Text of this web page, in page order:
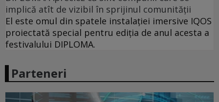
implică atît de vizibil în sprijinul comunității
El este omul din spatele instalației imersive IQOS
proiectată special pentru ediția de anul acesta a
festivalului DIPLOMA.
Parteneri